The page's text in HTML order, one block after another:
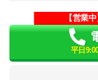
【営業
平日